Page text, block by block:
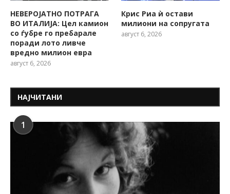
НЕВЕРОЈАТНО ПОТРАГА
ВО ИТАЛИЈА: Цел камион
со ѓубре го пребарале
поради лото ливче
вредно милион евра
август 6, 2026
Крис Риа ѝ остави
милиони на сопругата
август 6, 2026
НАЈЧИТАНИ
1